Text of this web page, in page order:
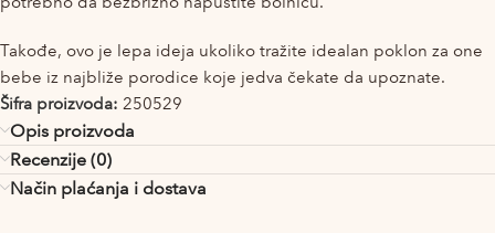
Takođe, ovo je lepa ideja ukoliko tražite idealan poklon za one
bebe iz najbliže porodice koje jedva čekate da upoznate.
Šifra proizvoda: 250529
Opis proizvoda
Recenzije (0)
Način plaćanja i dostava